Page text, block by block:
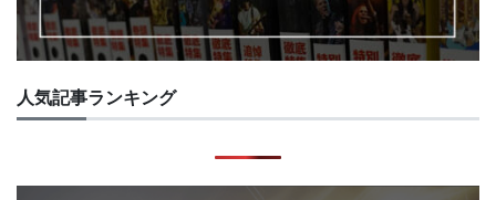
人気記事ランキング